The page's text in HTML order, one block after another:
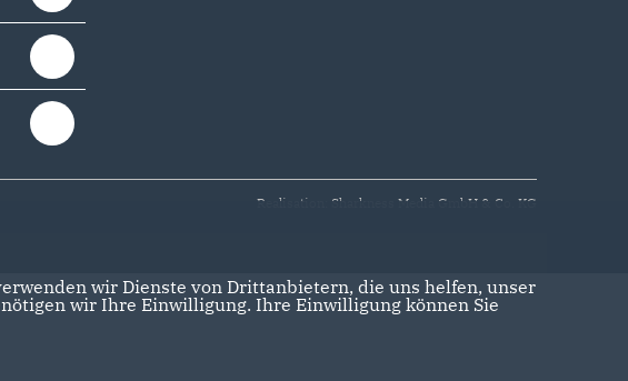
Realisation: Sharkness Media GmbH & Co. KG
wir Dienste von Drittanbietern, die uns helfen, unser
wir Ihre Einwilligung. Ihre Einwilligung können Sie